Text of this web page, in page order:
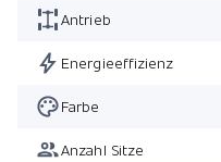
Antrieb
Energieeffizienz
Farbe
Anzahl Sitze